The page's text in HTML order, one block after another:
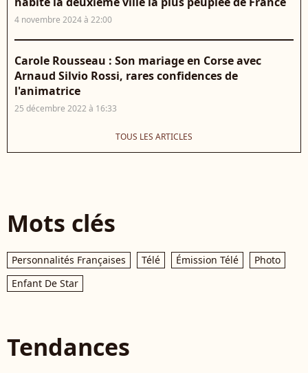
4 novembre 2024 à 22:00
Carole Rousseau : Son mariage en Corse avec
Arnaud Silvio Rossi, rares confidences de
l'animatrice
25 décembre 2022 à 16:33
TOUS LES ARTICLES
Mots clés
Personnalités Françaises Télé Émission Télé
Photo
Enfant De Star
Tendances